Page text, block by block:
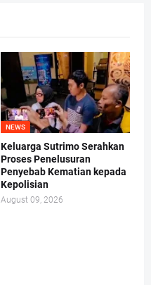
NEWS
Keluarga Sutrimo Serahkan
Proses Penelusuran
Penyebab Kematian kepada
Kepolisian
August 09, 2026